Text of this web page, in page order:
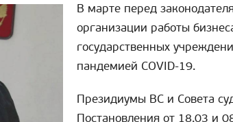
В марте перед
организации работы
государственных
пандемией COVID-19.
Президиумы ВС и Совета
Постановления от 18.03 и